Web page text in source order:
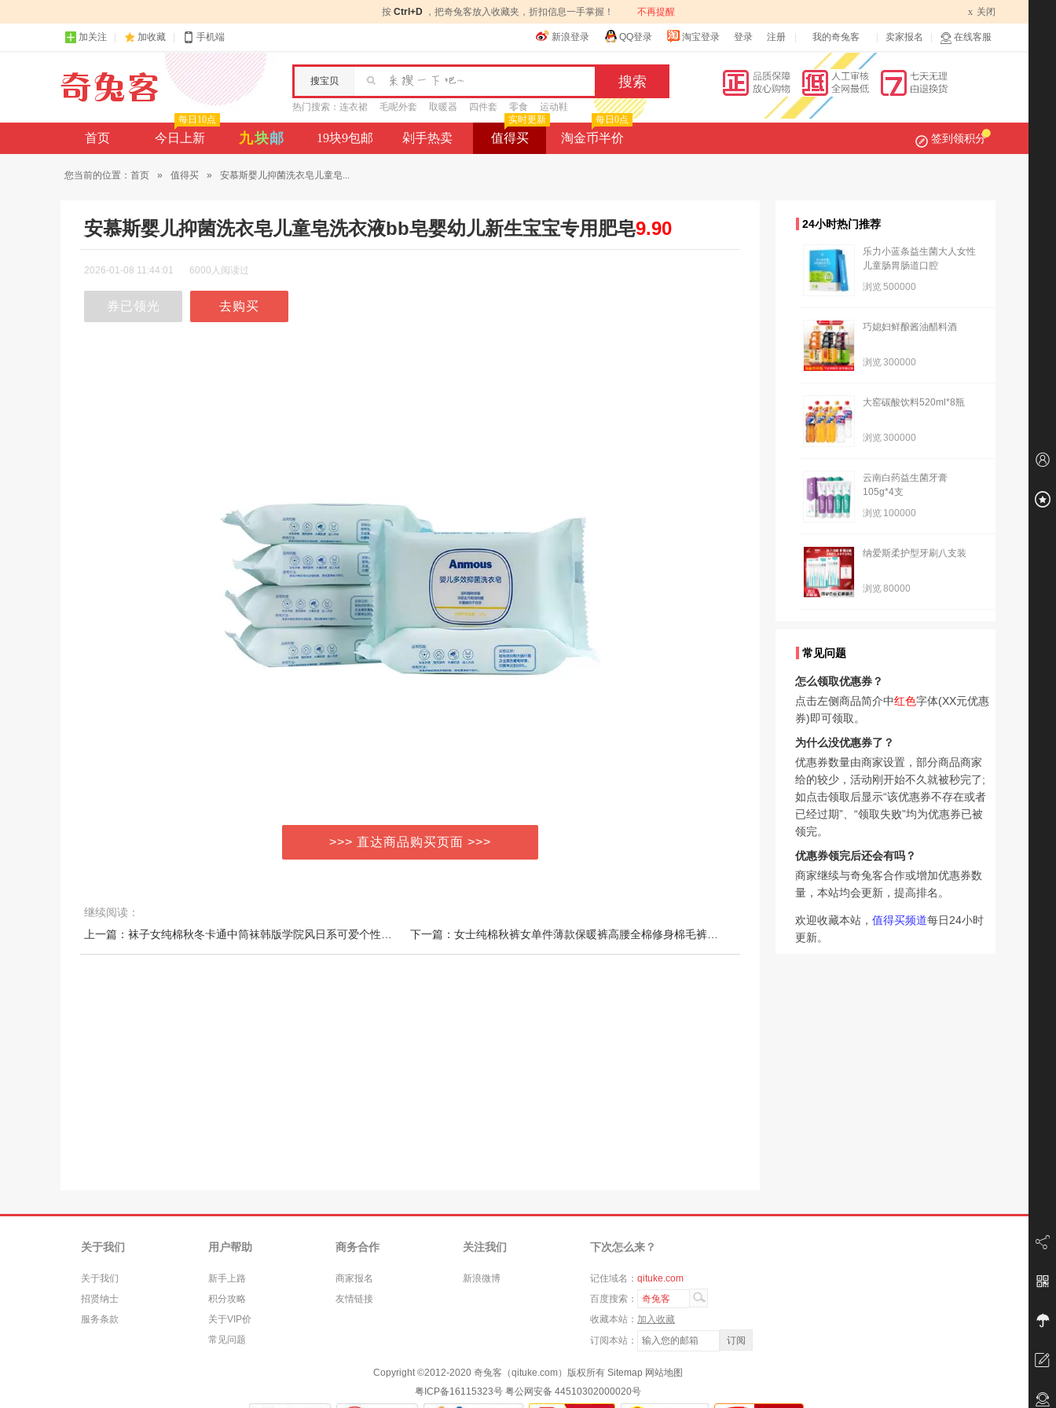
按 Ctrl+D ，把奇兔客放入收藏夹，折扣信息一手掌握！ 不再提醒 x 关闭
加关注 加收藏 手机端 新浪登录 QQ登录 淘宝登录 登录 注册 我的奇兔客 卖家报名 在线客服
搜宝贝
热门搜索： 连衣裙 毛呢外套 取暖器 四件套 零食 运动鞋
首页 今日上新
每日10点
九块邮 19块9包邮 剁手热卖 值得买
实时更新
淘金币半价
每日0点
签到领积分
您当前的位置： 首页 » 值得买 » 安慕斯婴儿抑菌洗衣皂儿童皂...
安慕斯婴儿抑菌洗衣皂儿童皂洗衣液bb皂婴幼儿新生宝宝专用肥皂9.90
2026-01-08 11:44:01 6000人阅读过
券已领光 去购买
>>> 直达商品购买页面 >>>
继续阅读：
24小时热门推荐
乐力小蓝条益生菌大人女性
儿童肠胃肠道口腔
浏览500000
巧媳妇鲜酿酱油醋料酒
浏览300000
大窑碳酸饮料520ml*8瓶
浏览300000
云南白药益生菌牙膏
105g*4支
浏览 100000
纳爱斯柔护型牙刷八支装
浏览80000
常见问题
怎么领取优惠券？
点击左侧商品简介中红色字体(XX元优惠
券)即可领取。
为什么没优惠券了？
优惠券数量由商家设置，部分商品商家
给的较少，活动刚开始不久就被秒完了;
如点击领取后显示“该优惠券不存在或者
已经过期”、“领取失败”均为优惠券已被
领完。
优惠券领完后还会有吗？
商家继续与奇兔客合作或增加优惠券数
量，本站均会更新，提高排名。
欢迎收藏本站， 值得买频道每日24小时
更新。
关于我们
关于我们
招贤纳士
服务条款
用户帮助
新手上路
积分攻略
关于VIP价
常见问题
商务合作
商家报名
友情链接
关注我们
新浪微博
下次怎么来？
记住域名： qituke.com
百度搜索：
奇兔客
收藏本站： 加入收藏
订阅本站：
Copyright ©2012-2020 奇兔客（qituke.com）版权所有 Sitemap 网站地图
粤ICP备16115323号 粤公网安备 44510302000020号